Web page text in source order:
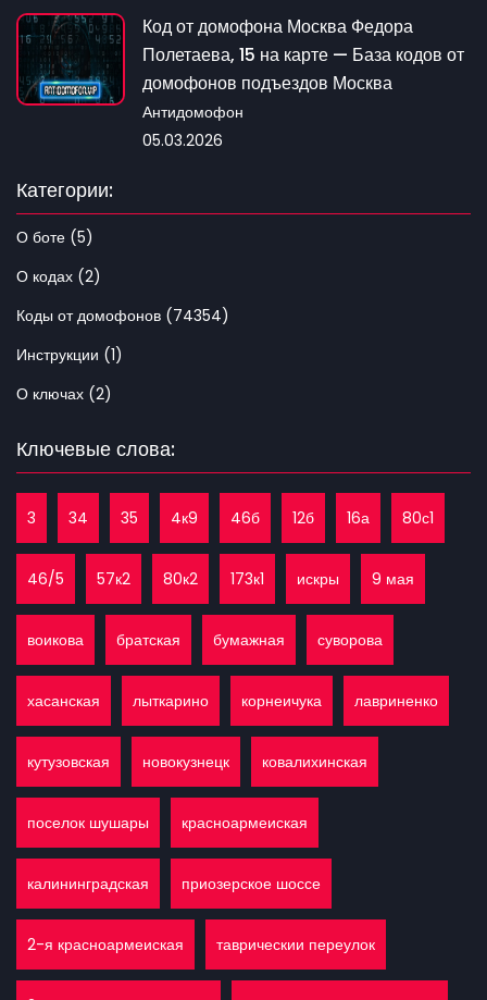
Код от домофона Москва Федора
Полетаева, 15 на карте — База кодов от
домофонов подъездов Москва
Антидомофон
05.03.2026
Категории:
О боте (5)
О кодах (2)
Коды от домофонов (74354)
Инструкции (1)
О ключах (2)
Ключевые слова:
3 34 35 4к9 46б 12б 16а 80с1
46/5 57к2 80к2 173к1 искры 9 мая
воикова братская бумажная суворова
хасанская лыткарино корнеичука лавриненко
кутузовская новокузнецк ковалихинская
поселок шушары красноармеиская
калининградская приозерское шоссе
2-я красноармеиская таврическии переулок